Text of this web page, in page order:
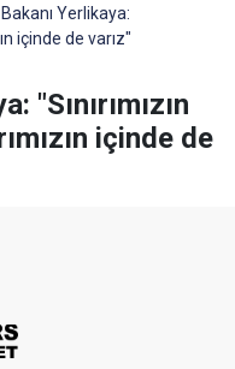
Yerlikaya:
içinde de varız"
"Sınırımızın
içinde de